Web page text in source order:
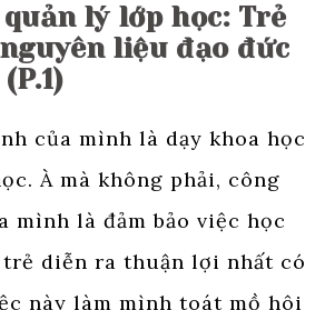
lý lớp học: Trẻ
liệu đạo đức
của mình là dạy khoa học
À mà không phải, công
mình là đảm bảo việc học
diễn ra thuận lợi nhất có
này làm mình toát mồ hôi